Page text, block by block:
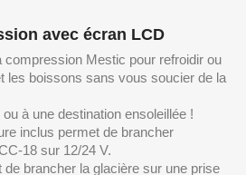
avec écran LCD
compression Mestic pour refroidir ou
les boissons sans vous soucier de la
à une destination ensoleillée !
inclus permet de brancher
18 sur 12/24 V.
de brancher la glacière sur une prise